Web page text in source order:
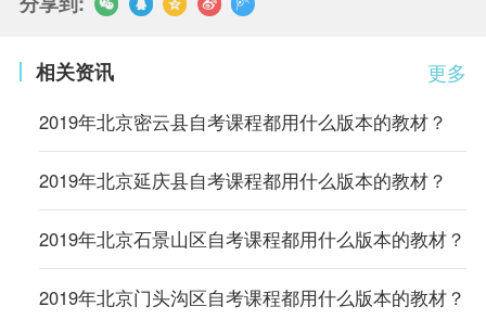
更多
相关资讯
2019年北京密云县自考课程都用什么版本的教材？
2019年北京延庆县自考课程都用什么版本的教材？
2019年北京石景山区自考课程都用什么版本的教材？
2019年北京门头沟区自考课程都用什么版本的教材？